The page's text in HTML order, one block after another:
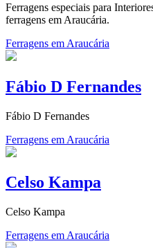
Ferragens especiais para
ferragens em Araucária.
Ferragens em Araucária
Fábio D Fernandes
Fábio D Fernandes
Ferragens em Araucária
Celso Kampa
Celso Kampa
Ferragens em Araucária